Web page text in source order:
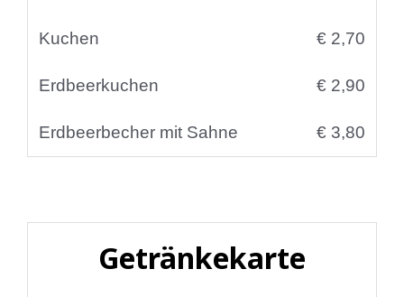
Kuchen € 2,70
Erdbeerkuchen € 2,90
Erdbeerbecher mit Sahne € 3,80
Getränkekarte